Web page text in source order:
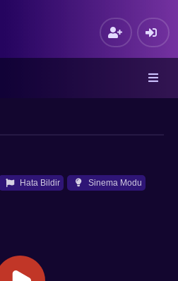
Hata Bildir Sinema Modu